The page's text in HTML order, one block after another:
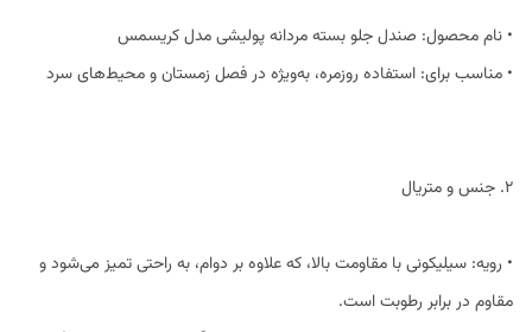
• نام محصول: صندل جلو بسته مردانه پولیشی مدل کریسمس
• مناسب برای: استفاده روزمره، به‌ویژه در فصل زمستان و محیط‌های سرد
2. جنس و متریال
• رویه: سیلیکونی با مقاومت بالا، که علاوه بر دوام، به راحتی تمیز می‌شود و
مقاوم در برابر رطوبت است.